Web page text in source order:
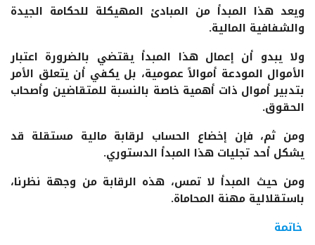
ويعد هذا المبدأ من المبادئ المهيكلة للحكامة الجيدة
والشفافية المالية.
ولا يبدو أن إعمال هذا المبدأ يقتضي بالضرورة اعتبار
الأموال المودعة أموالاً عمومية، بل يكفي أن يتعلق الأمر
بتدبير أموال ذات أهمية خاصة بالنسبة للمتقاضين وأصحاب
الحقوق.
ومن ثم، فإن إخضاع الحساب لرقابة مالية مستقلة قد
يشكل أحد تجليات هذا المبدأ الدستوري.
ومن حيث المبدأ لا تمس، هذه الرقابة من وجهة نظرنا،
باستقلالية مهنة المحاماة.
خاتمة